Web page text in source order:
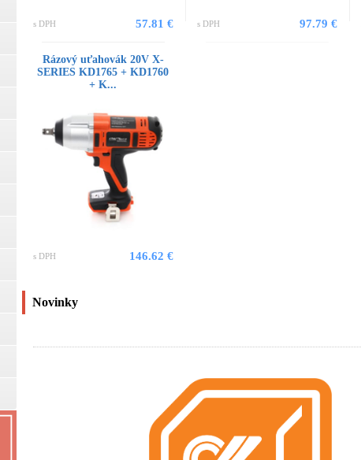
s DPH 57.81 € s DPH 97.79 €
Rázový uťahovák 20V X-
SERIES KD1765 + KD1760
+ K...
s DPH 146.62 €
Novinky